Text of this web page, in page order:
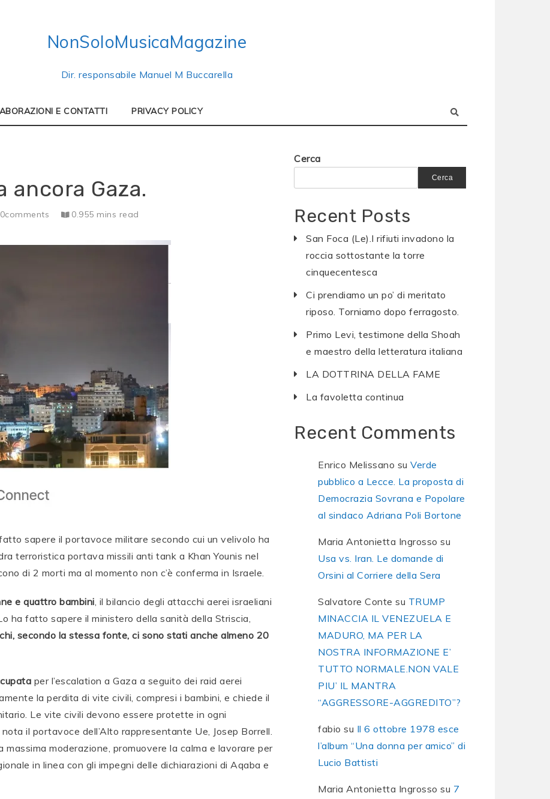
NonSoloMusicaMagazine
Dir. responsabile Manuel M Buccarella
E CONTATTI PRIVACY POLICY
ancora Gaza.
0comments 0.955 mins read
sapere il portavoce militare secondo cui un velivolo ha
terroristica portava missili anti tank a Khan Younis nel
di 2 morti ma al momento non c’è conferma in Israele.
e quattro bambini, il bilancio degli attacchi aerei israeliani
ha fatto sapere il ministero della sanità della Striscia,
secondo la stessa fonte, ci sono stati anche almeno 20
per l’escalation a Gaza a seguito dei raid aerei
la perdita di vite civili, compresi i bambini, e chiede il
Le vite civili devono essere protette in ogni
il portavoce dell’Alto rappresentante Ue, Josep Borrell.
moderazione, promuovere la calma e lavorare per
in linea con gli impegni delle dichiarazioni di Aqaba e
Cerca
Cerca
Recent Posts
San Foca (Le).I rifiuti invadono la
roccia sottostante la torre
cinquecentesca
Ci prendiamo un po’ di meritato
riposo. Torniamo dopo ferragosto.
Primo Levi, testimone della Shoah
e maestro della letteratura italiana
LA DOTTRINA DELLA FAME
La favoletta continua
Recent Comments
Enrico Melissano suVerde
pubblico a Lecce. La proposta di
Democrazia Sovrana e Popolare
al sindaco Adriana Poli Bortone
Maria Antonietta Ingrosso su
Usa vs. Iran. Le domande di
Orsini al Corriere della Sera
Salvatore Conte su TRUMP
MINACCIA IL VENEZUELA E
MADURO, MA PER LA
NOSTRA INFORMAZIONE E’
TUTTO NORMALE.NON VALE
PIU’ IL MANTRA
“AGGRESSORE-AGGREDITO”?
fabio su Il 6 ottobre 1978 esce
l’album “Una donna per amico” di
Lucio Battisti
Maria Antonietta Ingrosso su 7